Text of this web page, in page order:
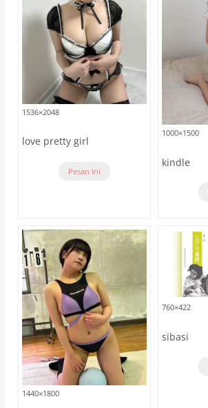
1536×2048
love pretty girl
Pesan Ini
1000×1500
kindle
1440×1800
760×422
sibasi